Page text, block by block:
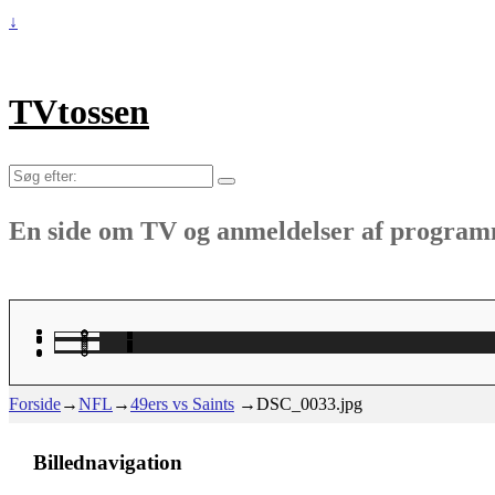
↓
TVtossen
Søg
En side om TV og anmeldelser af
Forside→NFL →49ers vs Saints →DSC_0033.jpg
Billednavigation